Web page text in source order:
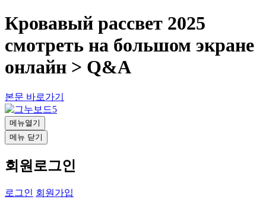
Кровавый рассвет 2025
смотреть на большом экране
онлайн > Q&A
본문 바로가기
메뉴열기
메뉴 닫기
회원로그인
로그인 회원가입